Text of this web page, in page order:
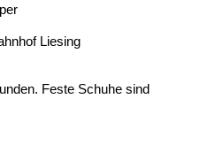
Liesing
Feste Schuhe sind